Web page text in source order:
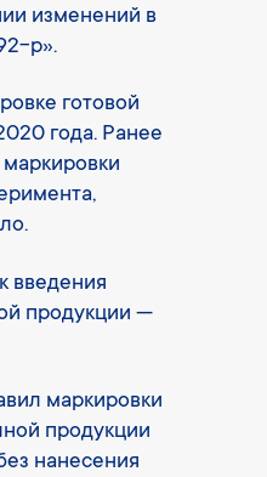
изменений в
р».
готовой
года. Ранее
введения
продукции —
маркировки
продукции
нанесения